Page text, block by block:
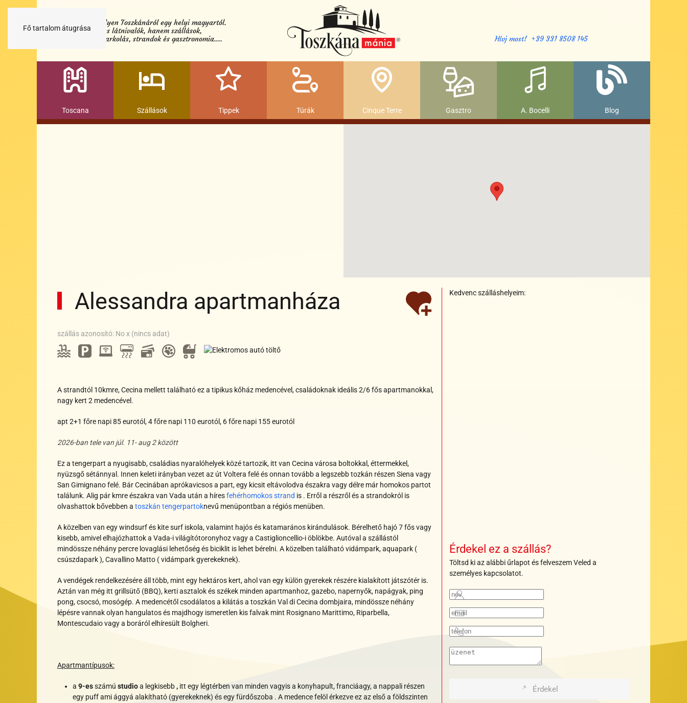
Fő tartalom átugrása
Minden egy helyen Toszkánáról egy helyi magyartól.
Nemcsak a híres látnivalók, hanem szállások,
múzeumok és parkolás, strandok és gasztronomia....
Hívj most! +39 331 8508 145
Toscana Szállások Tippek Túrák Cinque Terre Gasztro A. Bocelli Blog
Alessandra apartmanháza
szállás azonosító: No x (nincs adat)
Medence
Medence
Parkoló
Parkoló
Wi-
fi
Wi-
fi
Klíma
Klíma
Bankkártya
BankkártyaÁllatbarátGyerekbarát
Elektromos
Elektromos
A strandtól 10kmre, Cecina mellett található ez a tipikus kőház medencével, családoknak ideális 2/6 fős apartmanokkal,
nagy kert 2 medencével.
apt 2+1 főre napi 85 eurotól, 4 főre napi 110 eurotól, 6 főre napi 155 eurotól
2026-ban tele van júl. 11- aug 2 között
Ez a tengerpart a nyugisabb, családias nyaralóhelyek közé tartozik, itt van Cecina városa boltokkal, éttermekkel,
nyüzsgő sétánnyal. Innen keleti irányban vezet az út Voltera felé és onnan tovább a legszebb tozkán részen Siena vagy
San Gimignano felé. Bár Cecinában aprókavicsos a part, egy kicsit eltávolodva északra vagy délre már homokos partot
találunk. Alig pár kmre északra van Vada után a híresfehérhomokos strand is . Erről a részről és a strandokról is
olvashattok bővebben a toszkán tengerpartoknevű menüpontban a régiós menüben.
A közelben van egywindsurf és kite surf iskola, valamint hajós és katamarános kirándulások. Bérelhető hajó 7 fős vagy
kisebb, amivel elhajózhattok a Vada-i világítótoronyhoz vagy a Castiglioncellio-i öblökbe. Autóval a szállástól
mindössze néhány percre lovaglási lehetőség és biciklit is lehet bérelni. A közelben található vidámpark, aquapark (
csúszdapark ), Cavallino Matto ( vidámpark gyerekeknek).
Avendégek rendelkezésére áll több, mint egy hektáros kert,ahol van egy külön gyerekek részére kialakított játszótér is.
Aztán van még itt grillsütő (BBQ), kerti asztalok és székek minden apartmanhoz, gazebo, napernyők, napágyak, ping
pong, csocsó, mosógép. A medencétől csodálatos a kilátás a toszkán Val di Cecina dombjaira, mindössze néhány
lépésre vannak olyan hangulatos és majdhogy ismeretlen kis falvak mint Rosignano Marittimo, Riparbella,
Montescudaio vagy a boráról elhíresült Bolgheri.
Apartmantípusok:
a 9-esszámú studioa legkisebb , itt egy légtérben van minden vagyis a konyhapult, franciáagy, a nappali részen
egy puff ami ággyá alakítható (gyerekeknek) és egy fürdőszoba . A medence felöl érkezve ez az első a földszinten
Kedvenc szálláshelyeim:
Érdekel ez a szállás?
Töltsd ki az alábbi űrlapot és felveszem Veled a
személyes kapcsolatot.
Érdekel